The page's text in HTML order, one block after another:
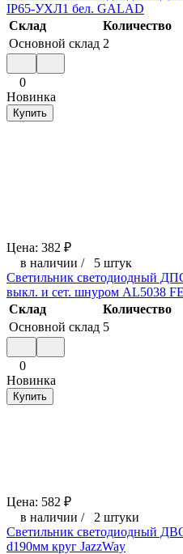
IP65-УХЛ1 бел. GALAD
Склад
Количество
Основной склад 2
0
Новинка
Купить
Цена: 382 ₽
в наличии / 5 штук
Светильник светодиодный
выкл. и сет. шнуром AL5038
Склад
Количество
Основной склад 5
0
Новинка
Купить
Цена: 582 ₽
в наличии / 2 штуки
Светильник светодиодный
d190мм круг JazzWay